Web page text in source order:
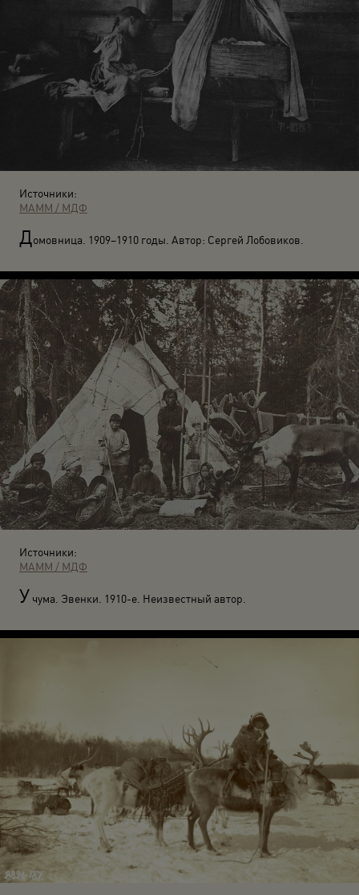
Источники:
МАММ / МДФ
Домовница. 1909–1910 годы. Автор: Сергей Лобовиков.
Источники:
МАММ / МДФ
У чума. Эвенки. 1910-е. Неизвестный автор.